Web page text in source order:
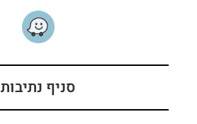
סניף נתיבות